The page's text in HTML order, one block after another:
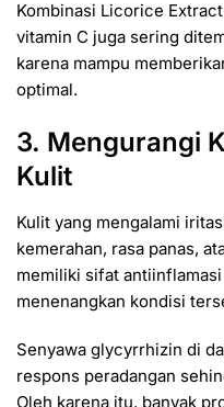
Kombinasi Licorice
vitamin C juga sering
karena mampu
optimal.
3. Mengurangi
Kulit
Kulit yang mengalami
kemerahan, rasa panas,
memiliki sifat
menenangkan kondisi
Senyawa glycyrrhizin di
respons peradangan
Oleh karena itu, banyak